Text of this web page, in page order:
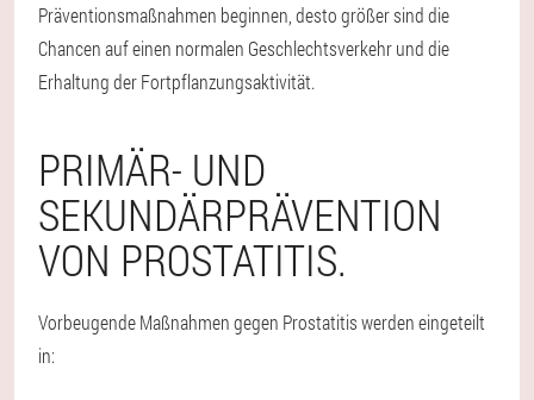
Präventionsmaßnahmen beginnen, desto größer sind die
Chancen auf einen normalen Geschlechtsverkehr und die
Erhaltung der Fortpflanzungsaktivität.
PRIMÄR- UND
SEKUNDÄRPRÄVENTION
VON PROSTATITIS.
Vorbeugende Maßnahmen gegen Prostatitis werden eingeteilt
in: